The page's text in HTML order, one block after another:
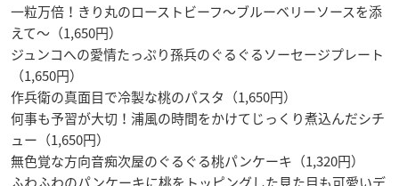
一粒万倍！きり丸のローストビーフ～ブルーベリーソースを添
えて～（1,650円）
ジュンコへの愛情たっぷり孫兵のぐるぐるソーセージプレート
（1,650円）
作兵衛の真面目で冷製な桃のパスタ（1,650円）
何事も予習が大切！浦風の時間をかけてじっくり煮込んだシチ
ュー（1,650円）
無色覚な方向音痴次屋のぐるぐる桃パンケーキ（1,320円）